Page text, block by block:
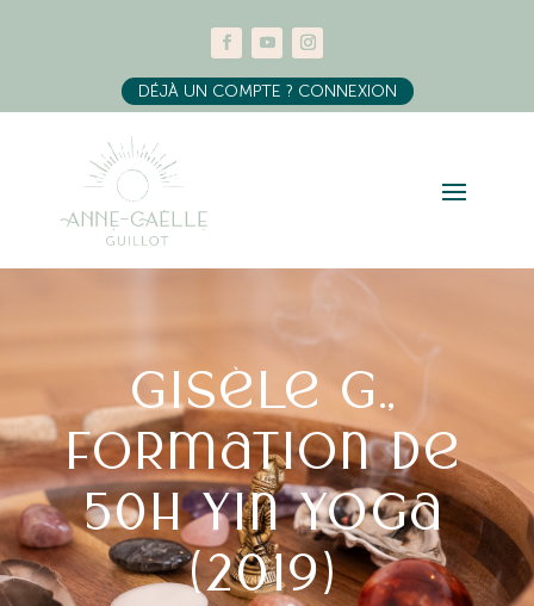
DÉJÀ UN COMPTE ? CONNEXION
Gisèle G.,
Formation de
50h Yin Yoga
(2019)